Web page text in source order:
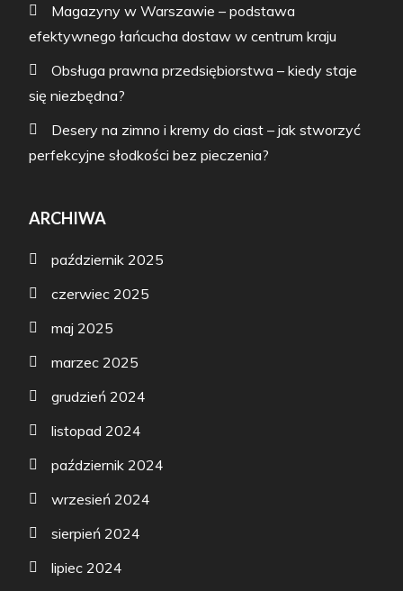
Magazyny w Warszawie – podstawa
efektywnego łańcucha dostaw w centrum kraju
Obsługa prawna przedsiębiorstwa – kiedy staje
się niezbędna?
Desery na zimno i kremy do ciast – jak stworzyć
perfekcyjne słodkości bez pieczenia?
ARCHIWA
październik 2025
czerwiec 2025
maj 2025
marzec 2025
grudzień 2024
listopad 2024
październik 2024
wrzesień 2024
sierpień 2024
lipiec 2024